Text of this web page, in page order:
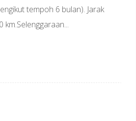
tempoh 6 bulan). Jarak